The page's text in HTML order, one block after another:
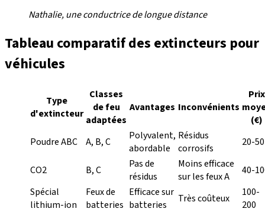
Nathalie, une conductrice de longue distance
Tableau comparatif des extincteurs pour
véhicules
Type
d'extincteur
Classes
de feu
adaptées
Avantages Inconvénients
Prix
(€)
Poudre ABC
A, B, C
Polyvalent,
abordable
Résidus
corrosifs
20-50
CO2 B, C
Pas de
résidus
Moins efficace
sur les feux A
40-
Spécial
lithium-ion
Feux de
batteries
Efficace sur
batteries
Très coûteux
100-
200